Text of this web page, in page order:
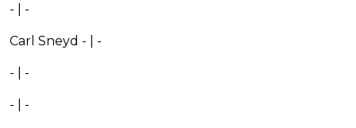
- | -
Carl Sneyd - | -
- | -
- | -